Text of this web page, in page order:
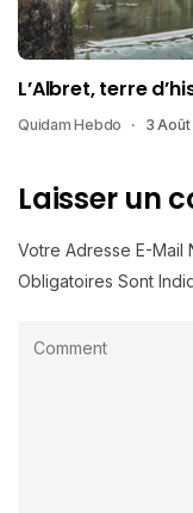
L’Albret, terre
Quidam Hebdo 3
Laisser un
Votre Adresse E-Mail
Obligatoires Sont